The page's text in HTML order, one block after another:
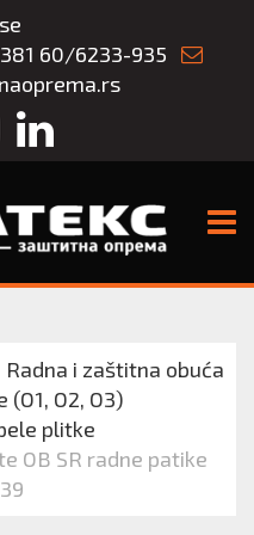
60/6233-935
Instagram
LinkedIn
Radna i zaštitna obuća
(O1, O2, O3)
plitke
OB SR radne patike